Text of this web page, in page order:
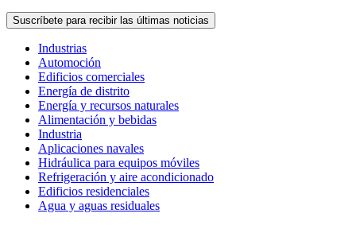
Suscríbete para recibir las últimas noticias
Industrias
Automoción
Edificios comerciales
Energía de distrito
Energía y recursos naturales
Alimentación y bebidas
Industria
Aplicaciones navales
Hidráulica para equipos móviles
Refrigeración y aire acondicionado
Edificios residenciales
Agua y aguas residuales